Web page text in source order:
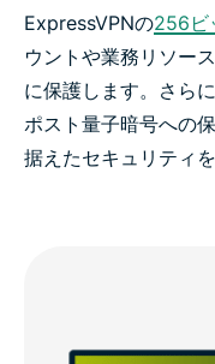
ExpressVPNの256ビ
ウントや業務リソー
に保護します。さら
ポスト量子暗号への
据えたセキュリティ